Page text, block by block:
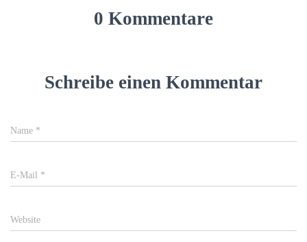
0 Kommentare
Schreibe einen Kommentar
Name *
E-Mail *
Website